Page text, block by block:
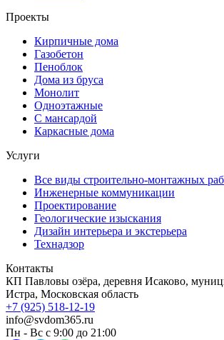
Проекты
Кирпичные дома
Газобетон
Пеноблок
Дома из бруса
Монолит
Одноэтажные
С мансардой
Каркасные дома
Услуги
Все виды строительно-монтажных
Инженерные коммуникации
Проектирование
Геологические изыскания
Дизайн интерьера и экстерьера
Технадзор
Контакты
КП Павловы озёра, деревня Исаково,
Истра, Московская область
+7 (925) 518-12-19
info@svdom365.ru
Пн - Вс с 9:00 до 21:00